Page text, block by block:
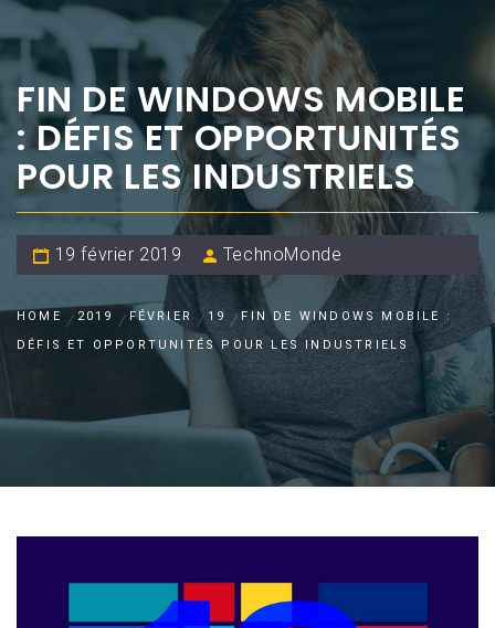
FIN DE WINDOWS MOBILE
: DÉFIS ET OPPORTUNITÉS
POUR LES INDUSTRIELS
19 février 2019 TechnoMonde
HOME 2019 FÉVRIER 19
FIN DE WINDOWS MOBILE :
DÉFIS ET OPPORTUNITÉS POUR LES INDUSTRIELS